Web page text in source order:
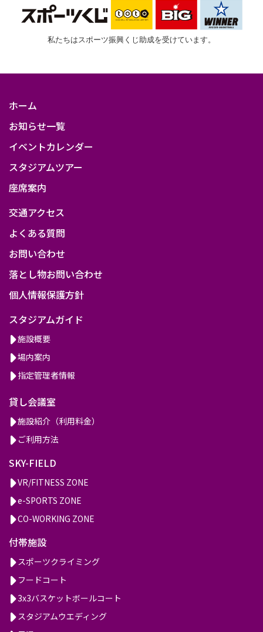
私たちはスポーツ振興くじ助成を受けています。
ホーム
お知らせ一覧
イベントカレンダー
スタジアムツアー
座席案内
交通アクセス
よくある質問
お問い合わせ
落とし物お問い合わせ
個人情報保護方針
スタジアムガイド
施設概要
場内案内
指定管理者情報
貸し会議室
施設紹介（利用料金）
ご利用方法
SKY-FIELD
VR/FITNESS ZONE
e-SPORTS ZONE
CO-WORKING ZONE
付帯施設
スポーツクライミング
フードコート
3x3バスケットボールコート
スタジアムウエディング